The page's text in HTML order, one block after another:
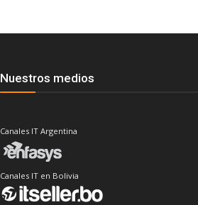
Nuestros medios
Canales IT Argentina
Canales IT en Bolivia